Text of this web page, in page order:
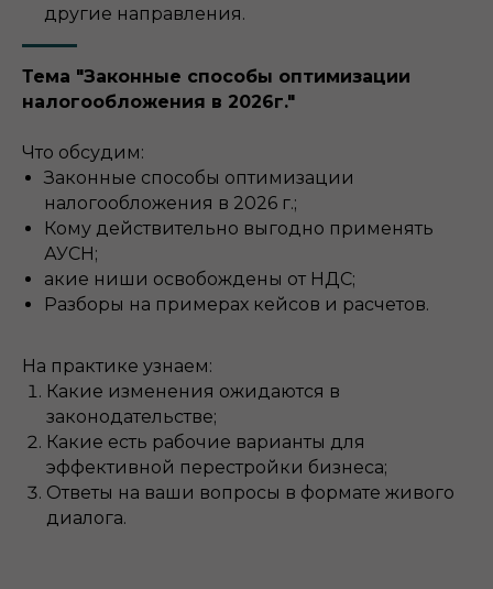
другие направления.
Тема "Законные способы оптимизации
налогообложения в 2026г."
Что обсудим:
Законные способы оптимизации
налогообложения в 2026 г.;
Кому действительно выгодно применять
АУСН;
акие ниши освобождены от НДС;
Разборы на примерах кейсов и расчетов.
На практике узнаем:
Какие изменения ожидаются в
законодательстве;
Какие есть рабочие варианты для
эффективной перестройки бизнеса;
Ответы на ваши вопросы в формате живого
диалога.